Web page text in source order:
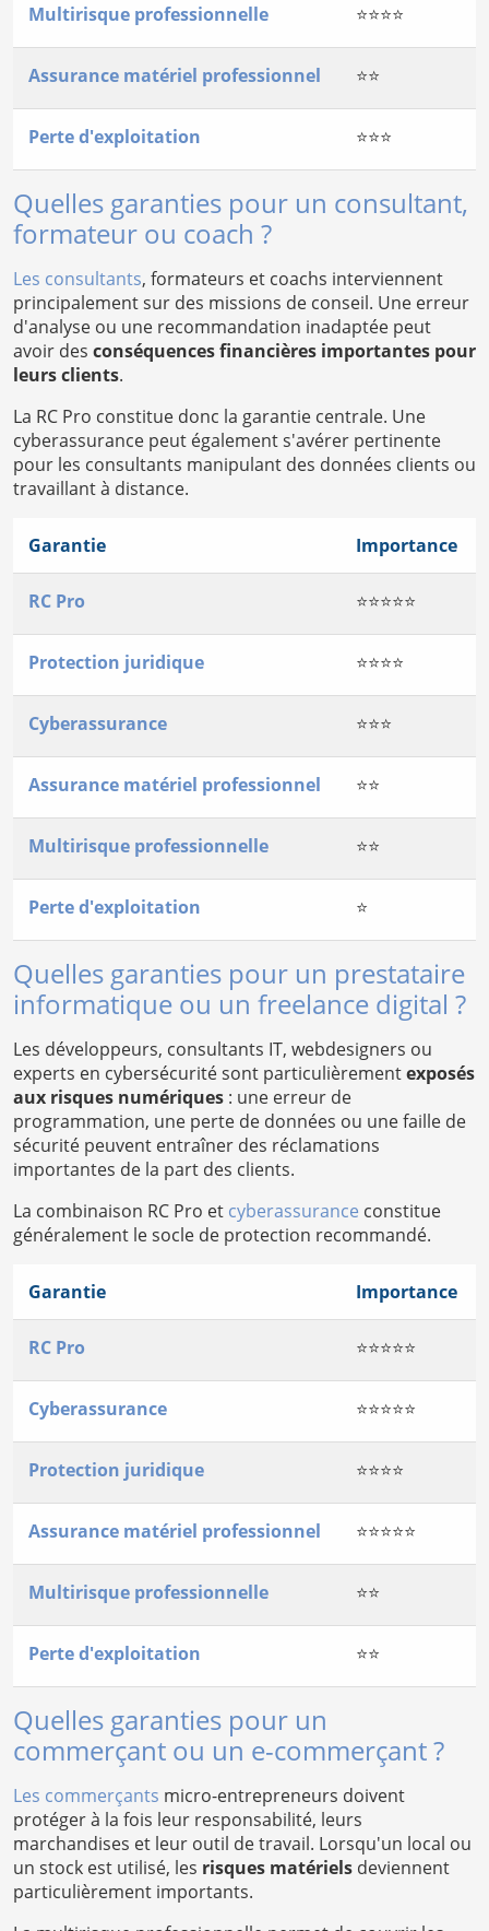
Multirisque professionnelle ⭐⭐⭐⭐
Assurance matériel professionnel ⭐⭐
Perte d'exploitation ⭐⭐⭐
Quelles garanties pour un consultant,
formateur ou coach ?
Les consultants, formateurs et coachs interviennent
principalement sur des missions de conseil. Une erreur
d'analyse ou une recommandation inadaptée peut
avoir des conséquences financières importantes pour
leurs clients.
La RC Pro constitue donc la garantie centrale. Une
cyberassurance peut également s'avérer pertinente
pour les consultants manipulant des données clients ou
travaillant à distance.
Garantie Importance
RC Pro ⭐⭐⭐⭐⭐
Protection juridique ⭐⭐⭐⭐
Cyberassurance ⭐⭐⭐
Assurance matériel professionnel ⭐⭐
Multirisque professionnelle ⭐⭐
Perte d'exploitation ⭐
Quelles garanties pour un prestataire
informatique ou un freelance digital ?
Les développeurs, consultants IT, webdesigners ou
experts en cybersécurité sont particulièrementexposés
aux risques numériques : une erreur de
programmation, une perte de données ou une faille de
sécurité peuvent entraîner des réclamations
importantes de la part des clients.
La combinaison RC Pro et cyberassurance constitue
généralement le socle de protection recommandé.
Garantie Importance
RC Pro ⭐⭐⭐⭐⭐
Cyberassurance ⭐⭐⭐⭐⭐
Protection juridique ⭐⭐⭐⭐
Assurance matériel professionnel ⭐⭐⭐⭐⭐
Multirisque professionnelle ⭐⭐
Perte d'exploitation ⭐⭐
Quelles garanties pour un
commerçant ou un e-commerçant ?
Les commerçants micro-entrepreneurs doivent
protéger à la fois leur responsabilité, leurs
marchandises et leur outil de travail. Lorsqu'un local ou
un stock est utilisé, les risques matériels deviennent
particulièrement importants.